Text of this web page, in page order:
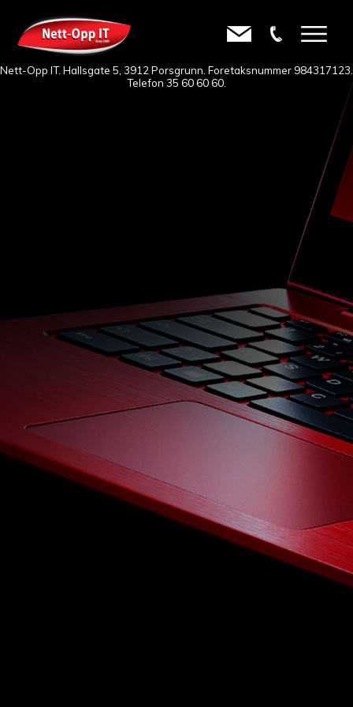
Nett-Opp IT. Hallsgate 5, 3912 Porsgrunn. Foretaksnummer 984317123.
Telefon 35 60 60 60